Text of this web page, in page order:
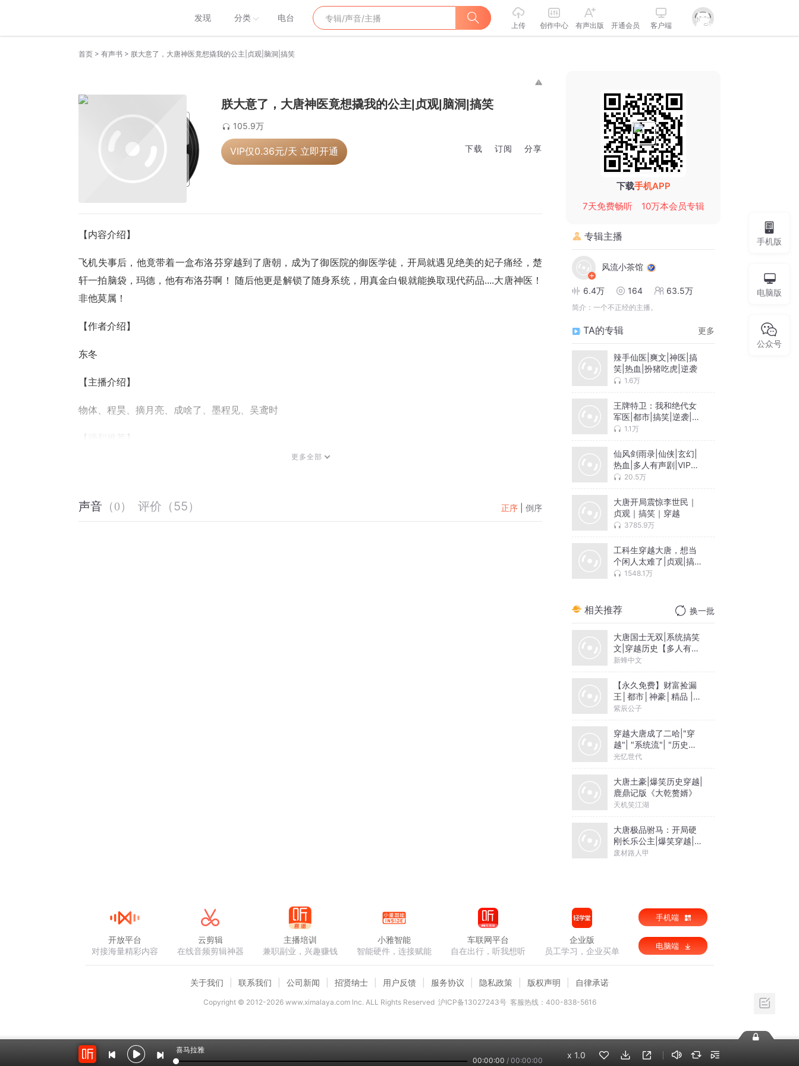
发现 分类 电台
上传 创作中心 有声出版 开通会员 客户端
首页 > 有声书 > 朕大意了，大唐神医竟想撬我的公主|贞观|脑洞|搞笑
朕大意了，大唐神医竟想撬我的公主|贞观|脑洞|搞笑
105.9万
VIP仅0.36元/天 立即开通 下载 订阅 分享
【内容介绍】
飞机失事后，他竟带着一盒布洛芬穿越到了唐朝，成为了御医院的御医学徒，开局就遇见绝美的妃子痛经，楚
轩一拍脑袋，玛德，他有布洛芬啊！ 随后他更是解锁了随身系统，用真金白银就能换取现代药品....大唐神医！
非他莫属！
【作者介绍】
东冬
【主播介绍】
物体、程昊、摘月亮、成啥了、墨程见、吴鸢时
前40集为免费试听，第41集起为付费音频，0.2元/集，会员免费收听；日更3集，不定时爆更，多多评论订阅可
更多全部
声音 （0） 评价 （ 55） 正序 倒序
下载手机APP
7天免费畅听
10万本会员专辑
专辑主播
风流小茶馆
6.4万 164 63.5万
简介： 一个不正经的主播。
TA的专辑 更多
辣手仙医|爽文|神医|搞
笑|热血|扮猪吃虎|逆袭
1.6万
王牌特卫：我和绝代女
军医|都市|搞笑|逆袭|爽
文 1.1万
仙风剑雨录|仙侠|玄幻|
热血|多人有声剧|VIP免
费 20.5万
大唐开局震惊李世民｜
贞观｜搞笑｜穿越
3785.9万
工科生穿越大唐，想当
个闲人太难了|贞观|搞
笑|穿越
1548.1万
相关推荐 换一批
大唐国士无双|系统搞笑
文|穿越历史【多人有声
剧】
新蜂中文
【永久免费】财富捡漏
王│都市│神豪│精品 |
多人
紫辰公子
穿越大唐成了二哈|"穿
越"| "系统流"| "历史小
说"|架空历史|历史
光忆世代
大唐土豪|爆笑历史穿越|
鹿鼎记版《大乾赘婿》
天机笑江湖
大唐极品驸马：开局硬
刚长乐公主|爆笑穿越|历
史爽文|赘婿|智商在线
废材路人甲
手机版
电脑版
公众号
喜马拉雅
00:00:00 / 00:00:00
x 1.0
开放平台
对接海量精彩内容
云剪辑
在线音频剪辑神器
主播培训
兼职副业，兴趣赚钱
小雅智能
智能硬件，连接赋能
车联网平台
自在出行，听我想听
企业版
员工学习，企业买单
手机端
电脑端
关于我们 联系我们 公司新闻 招贤纳士 用户反馈 服务协议 隐私政策 版权声明 自律承诺
Copyright © 2012-2026www.ximalaya.com lnc. ALL Rights Reserved 沪ICP备13027243号 客服热线：400-838-5616